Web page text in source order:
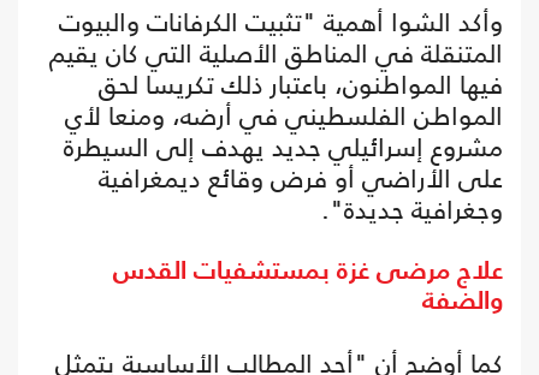
وأكد الشوا أهمية "تثبيت الكرفانات والبيوت
المتنقلة في المناطق الأصلية التي كان يقيم
فيها المواطنون، باعتبار ذلك تكريسا لحق
المواطن الفلسطيني في أرضه، ومنعا لأي
مشروع إسرائيلي جديد يهدف إلى السيطرة
على الأراضي أو فرض وقائع ديمغرافية
وجغرافية جديدة".
علاج مرضى غزة بمستشفيات القدس
والضفة
كما أوضح أن "أحد المطالب الأساسية يتمثل